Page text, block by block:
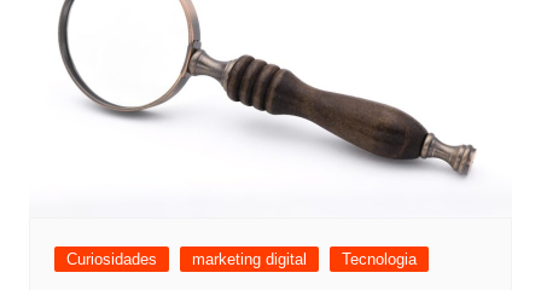
Curiosidades marketing digital Tecnologia